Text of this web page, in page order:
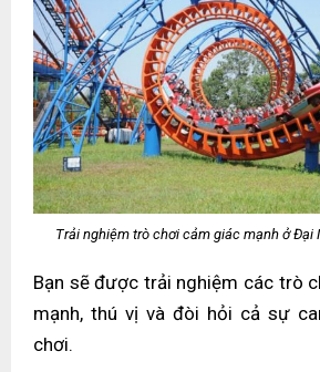
Trải nghiệm trò chơi cảm giác mạnh ở Đại
Bạn sẽ được trải nghiệm các trò
mạnh, thú vị và đòi hỏi cả sự
chơi.